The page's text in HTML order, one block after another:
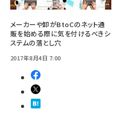
メーカーや卸がBtoCのネット通
販を始める際に気を付けるべきシ
ステムの落とし穴
2017年8月4日 7:00